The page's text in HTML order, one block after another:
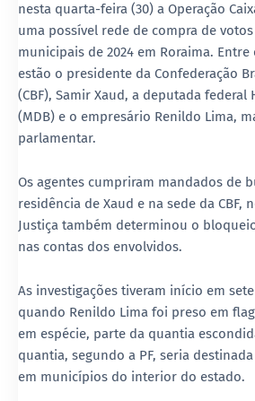
nesta quarta-feira (30) a Operação
uma possível rede de compra de
municipais de 2024 em Roraima. Entre
estão o presidente da Confederação
(CBF), Samir Xaud, a deputada federal
(MDB) e o empresário Renildo Lima,
parlamentar.
Os agentes cumpriram mandados de
residência de Xaud e na sede da CBF,
Justiça também determinou o
nas contas dos envolvidos.
As investigações tiveram início em
quando Renildo Lima foi preso em
em espécie, parte da quantia
quantia, segundo a PF, seria
em municípios do interior do estado.